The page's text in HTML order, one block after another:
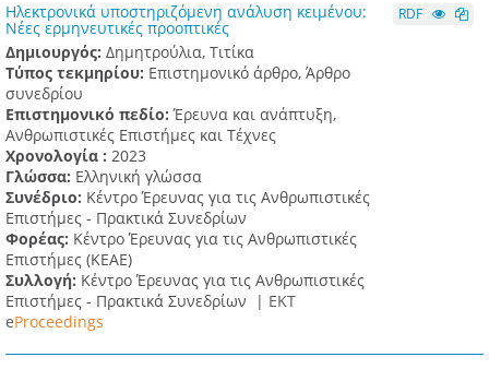
Ηλεκτρονικά υποστηριζόμενη ανάλυση κειμένου:
Νέες ερμηνευτικές προοπτικές
Δημιουργός: Δημητρούλια, Τιτίκα
Τύπος τεκμηρίου: Επιστημονικό άρθρο, Άρθρο
συνεδρίου
Επιστημονικό πεδίο:Έρευνα και ανάπτυξη,
Ανθρωπιστικές Επιστήμες και Τέχνες
Χρονολογία : 2023
Γλώσσα: Ελληνική γλώσσα
Συνέδριο: Κέντρο Έρευνας για τις Ανθρωπιστικές
Επιστήμες - Πρακτικά Συνεδρίων
Φορέας: Κέντρο Έρευνας για τις Ανθρωπιστικές
Επιστήμες (ΚΕΑΕ)
Συλλογή: Κέντρο Έρευνας για τις Ανθρωπιστικές
Επιστήμες - Πρακτικά Συνεδρίων | ΕΚΤ
eProceedings
RDF